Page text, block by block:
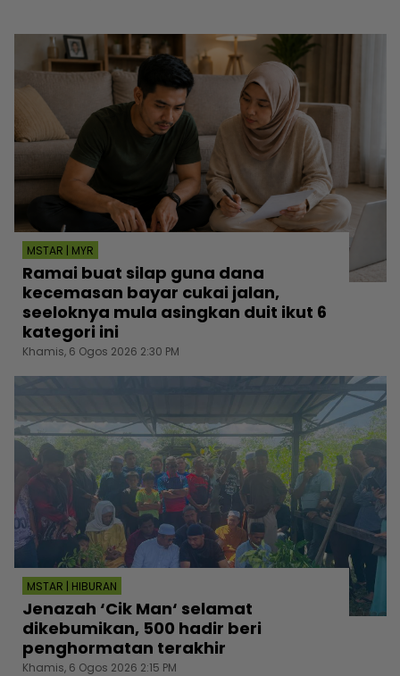
MSTAR | MYR
Ramai buat silap guna dana
kecemasan bayar cukai jalan,
seeloknya mula asingkan duit ikut 6
kategori ini
Khamis, 6 Ogos 2026 2:30 PM
MSTAR | HIBURAN
Jenazah ‘Cik Man‘ selamat
dikebumikan, 500 hadir beri
penghormatan terakhir
Khamis, 6 Ogos 2026 2:15 PM